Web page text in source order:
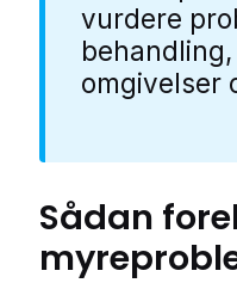
vurdere
omgivelser
Sådan